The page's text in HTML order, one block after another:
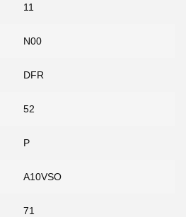
11
N00
DFR
52
P
A10VSO
71